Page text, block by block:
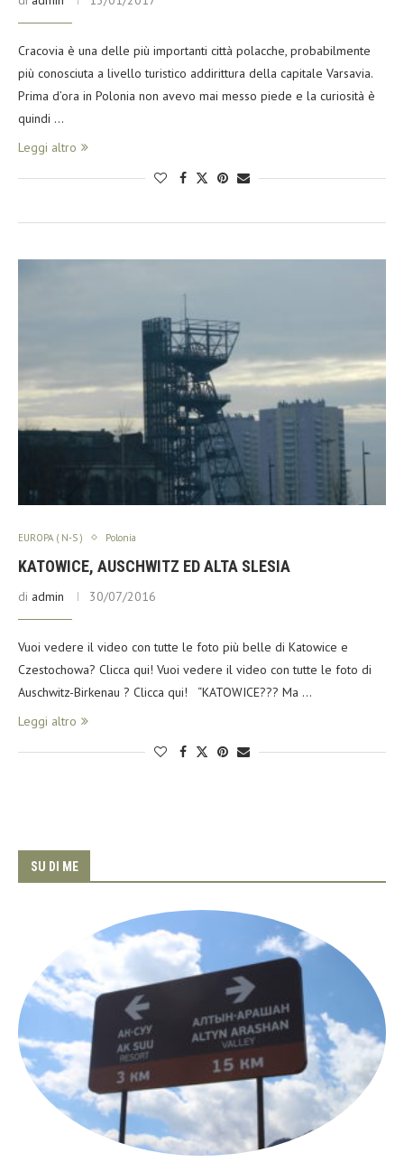
Cracovia è una delle più importanti città polacche, probabilmente
più conosciuta a livello turistico addirittura della capitale Varsavia.
Prima d’ora in Polonia non avevo mai messo piede e la curiosità è
quindi …
Leggi altro
EUROPA ( N-S ) Polonia
KATOWICE, AUSCHWITZ ED ALTA SLESIA
di admin 30/07/2016
Vuoi vedere il video con tutte le foto più belle di Katowice e
Czestochowa? Clicca qui! Vuoi vedere il video con tutte le foto di
Auschwitz-Birkenau ? Clicca qui! “KATOWICE??? Ma …
Leggi altro
SU DI ME